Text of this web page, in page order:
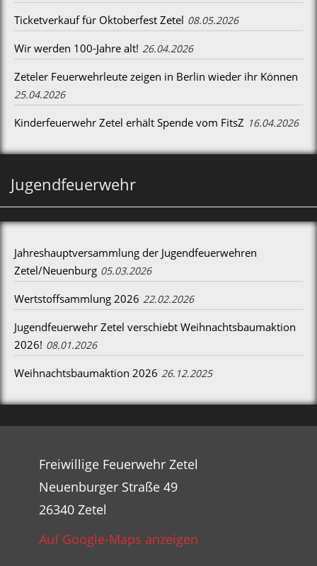
Ticketverkauf für Oktoberfest Zetel 08.05.2026
Wir werden 100-Jahre alt! 26.04.2026
Zeteler Feuerwehrleute zeigen in Berlin wieder ihr Können
25.04.2026
Kinderfeuerwehr Zetel erhält Spende vom FitsZ 16.04.2026
Jugendfeuerwehr
Jahreshauptversammlung der Jugendfeuerwehren
Zetel/Neuenburg 05.03.2026
Wertstoffsammlung 2026 22.02.2026
Jugendfeuerwehr Zetel verschiebt Weihnachtsbaumaktion
2026! 08.01.2026
Weihnachtsbaumaktion 2026 26.12.2025
Freiwillige Feuerwehr Zetel
Neuenburger Straße 49
26340 Zetel
Auf Google-Maps anzeigen